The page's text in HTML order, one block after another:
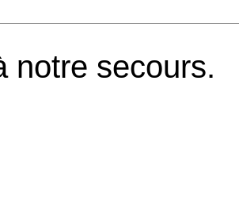
notre secours.